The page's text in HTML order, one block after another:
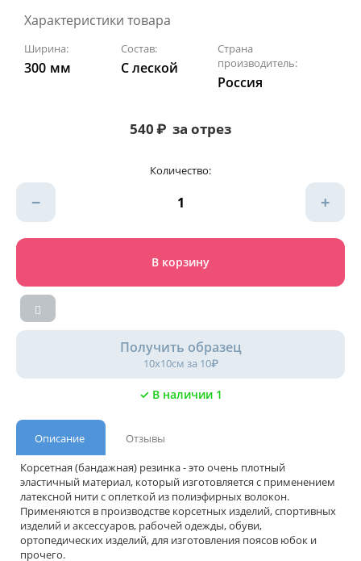
Характеристики товара
Ширина:
300 мм
Состав:
С леской
Страна
производитель:
Россия
540₽ за отрез
Количество:
+
−
В корзину
Получить образец
10х10см за 10₽
✓ В наличии 1
Описание
Отзывы
Корсетная (бандажная) резинка - это очень плотный
эластичный материал, который изготовляется с применением
латексной нити с оплеткой из полиэфирных волокон.
Применяются в производстве корсетных изделий, спортивных
изделий и аксессуаров, рабочей одежды, обуви,
ортопедических изделий, для изготовления поясов юбок и
прочего.